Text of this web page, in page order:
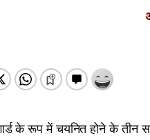
के रूप में चयनित होने के तीन